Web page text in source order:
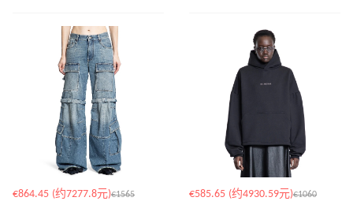
€864.45 (约7277.8元)€1565 €585.65 (约4930.59元)€1060